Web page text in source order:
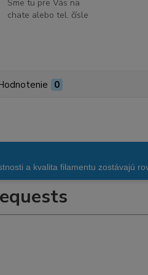
Sme tu pre Vás na
chate alebo tel. čísle
0
a kvalita filamentu zostávajú